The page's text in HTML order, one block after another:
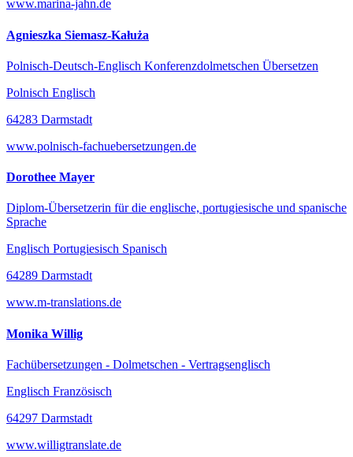
www.marina-jahn.de
Agnieszka Siemasz-Kałuża
Polnisch-Deutsch-Englisch Konferenzdolmetschen Übersetzen
Polnisch Englisch
64283 Darmstadt
www.polnisch-fachuebersetzungen.de
Dorothee Mayer
Diplom-Übersetzerin für die englische, portugiesische und spanische
Sprache
Englisch Portugiesisch Spanisch
64289 Darmstadt
www.m-translations.de
Monika Willig
Fachübersetzungen - Dolmetschen - Vertragsenglisch
Englisch Französisch
64297 Darmstadt
www.willigtranslate.de